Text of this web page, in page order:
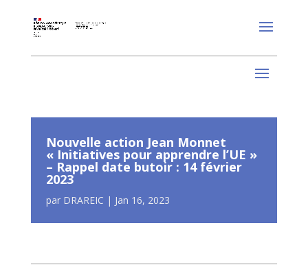
Nouvelle action Jean Monnet
« Initiatives pour apprendre l’UE »
– Rappel date butoir : 14 février
2023
par DRAREIC | Jan 16, 2023